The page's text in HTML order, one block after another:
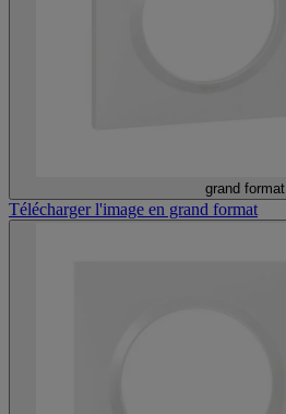
grand format
Télécharger l'image en grand format